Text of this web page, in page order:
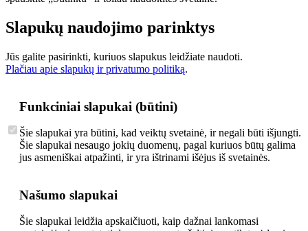
Slapukų naudojimo parinktys
Jūs galite pasirinkti, kuriuos slapukus leidžiate naudoti.
Plačiau apie slapukų ir privatumo politiką.
Funkciniai slapukai (būtini)
Šie slapukai yra būtini, kad veiktų svetainė, ir negali būti išjungti.
Šie slapukai nesaugo jokių duomenų, pagal kuriuos būtų galima
jus asmeniškai atpažinti, ir yra ištrinami išėjus iš svetainės.
Našumo slapukai
Šie slapukai leidžia apskaičiuoti, kaip dažnai lankomasi